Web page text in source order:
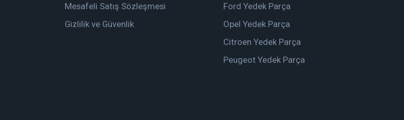
Mesafeli Satış Sözleşmesi
Gizlilik ve Güvenlik
Ford Yedek Parça
Opel Yedek Parça
Citroen Yedek Parça
Peugeot Yedek Parça